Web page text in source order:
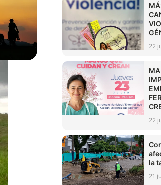
22
22
la
21